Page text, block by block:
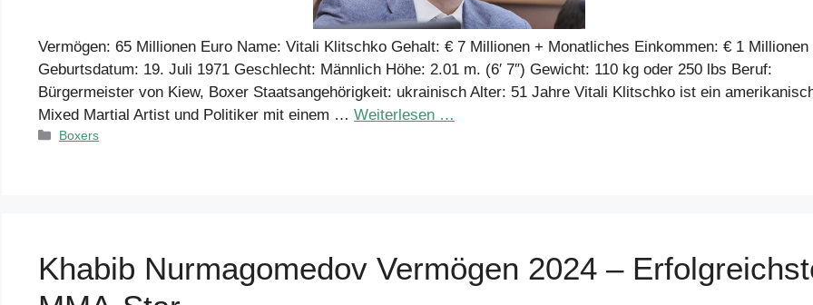
Vermögen: 65 Millionen Euro Name: Vitali Klitschko Gehalt: € 7 Millionen + Monatliches Einkommen: € 1 Millionen
Geburtsdatum: 19. Juli 1971 Geschlecht: Männlich Höhe: 2.01 m. (6′ 7″) Gewicht: 110 kg oder 250 lbs Beruf:
Bürgermeister von Kiew, Boxer Staatsangehörigkeit: ukrainisch Alter: 51 Jahre Vitali Klitschko ist ein
Mixed Martial Artist und Politiker mit einem … Weiterlesen …
Kategorien
Boxers
Khabib Nurmagomedov Vermögen 2024 –